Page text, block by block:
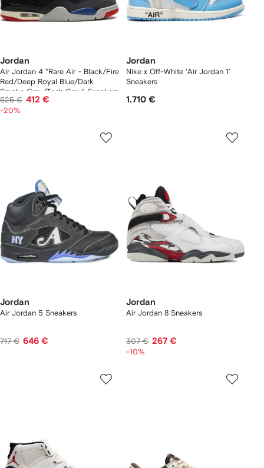
Jordan
Air Jordan 4 "Rare Air - Black/Fire
Red/Deep Royal Blue/Dark
Smoke Grey/Tech Grey" Sneakers
525 € 412 €
-20%
Jordan
Nike x Off-White 'Air Jordan 1'
Sneakers
1.710 €
Jordan
Air Jordan 5 Sneakers
717 € 646 €
Jordan
Air Jordan 8 Sneakers
307 € 267 €
-10%